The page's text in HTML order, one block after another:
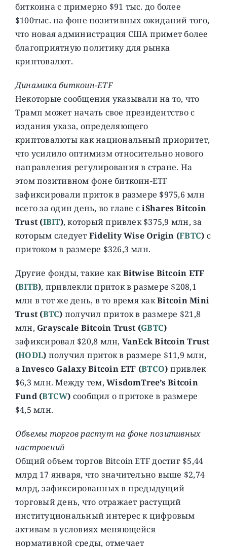
биткоина с примерно $91 тыс. до более
$100тыс. на фоне позитивных ожиданий того,
что новая администрация США примет более
благоприятную политику для рынка
криптовалют.
Динамика биткоин-ETF
Некоторые сообщения указывали на то, что
Трамп может начать свое президентство с
издания указа, определяющего
криптовалюты как национальный приоритет,
что усилило оптимизм относительно нового
направления регулирования в стране. На
этом позитивном фоне биткоин-ETF
зафиксировали приток в размере $975,6 млн
всего за один день, во главе сiShares Bitcoin
Trust (IBIT), который привлек $375,9 млн, за
которым следует Fidelity Wise Origin (FBTC) с
притоком в размере $326,3 млн.
Другие фонды, такие какBitwise Bitcoin ETF
(BITB), привлекли приток в размере $208,1
млн в тот же день, в то время какBitcoin Mini
Trust (BTC) получил приток в размере $21,8
млн, Grayscale Bitcoin Trust (GBTC)
зафиксировал $20,8 млн, VanEck Bitcoin Trust
(HODL) получил приток в размере $11,9 млн,
аInvesco Galaxy Bitcoin ETF (BTCO) привлек
$6,3 млн. Между тем,WisdomTree’s Bitcoin
Fund (BTCW) сообщил о притоке в размере
$4,5 млн.
Объемы торгов растут на фоне позитивных
настроений
Общий объем торгов Bitcoin ETF достиг $5,44
млрд 17 января, что значительно выше $2,74
млрд, зафиксированных в предыдущий
торговый день, что отражает растущий
институциональный интерес к цифровым
активам в условиях меняющейся
нормативной среды, отмечает